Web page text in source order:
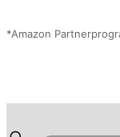
*Amazon